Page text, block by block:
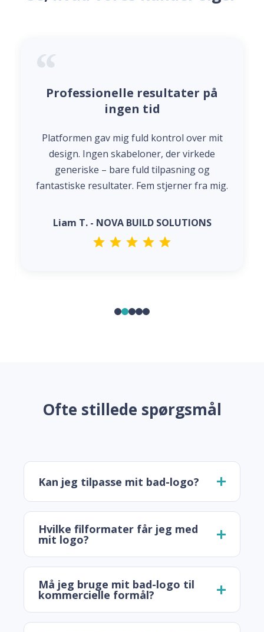
Professionelle resultater på
ingen tid
Platformen gav mig fuld kontrol over mit
design. Ingen skabeloner, der virkede
generiske – bare fuld tilpasning og
fantastiske resultater. Fem stjerner fra mig.
Liam T. - NOVA BUILD SOLUTIONS
Ofte stillede spørgsmål
Kan jeg tilpasse mit bad-logo?
Hvilke filformater får jeg med
mit logo?
Må jeg bruge mit bad-logo til
kommercielle formål?